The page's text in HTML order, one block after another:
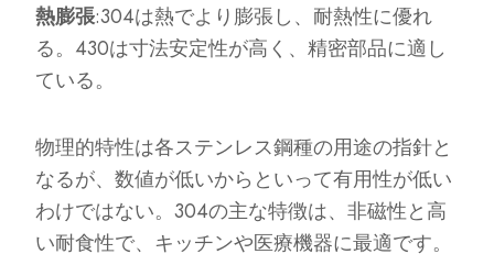
熱膨張:304は熱でより膨張し、耐熱性に優れ
る。430は寸法安定性が高く、精密部品に適し
ている。
物理的特性は各ステンレス鋼種の用途の指針と
なるが、数値が低いからといって有用性が低い
わけではない。304の主な特徴は、非磁性と高
い耐食性で、キッチンや医療機器に最適です。